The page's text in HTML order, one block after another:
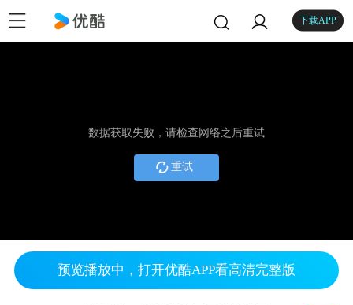
下载APP
数据获取失败，请检查网络之后重试
重试
预览播放中，打开优酷APP看高清完整版